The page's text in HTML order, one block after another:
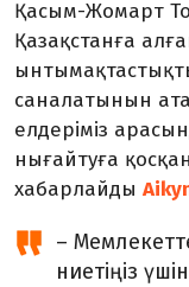
Қасым-Жомарт
Қазақстанға
саналатынын
елдеріміз
нығайтуға
хабарлайды
–
ниетіңіз